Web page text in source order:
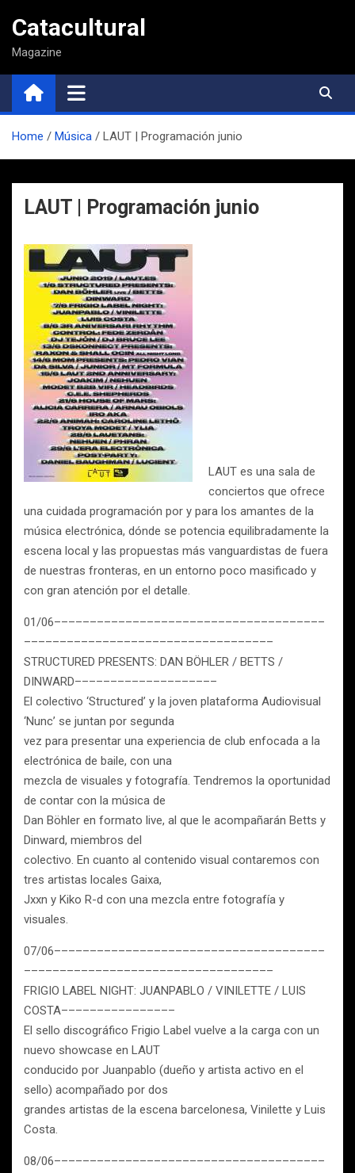
contenido
Catacultural
Magazine
Home Música LAUT | Programación junio
LAUT | Programación junio
LAUT es una sala de
conciertos que ofrece
una cuidada programación por y para los amantes de la
música electrónica, dónde se potencia equilibradamente la
escena local y las propuestas más vanguardistas de fuera
de nuestras fronteras, en un entorno poco masificado y
con gran atención por el detalle.
01/06––––––––––––––––––––––––––––––––––––––
–––––––––––––––––––––––––––––––––––
STRUCTURED PRESENTS: DAN BÖHLER / BETTS /
DINWARD––––––––––––––––––––
El colectivo ‘Structured’ y la joven plataforma Audiovisual
‘Nunc’ se juntan por segunda
vez para presentar una experiencia de club enfocada a la
electrónica de baile, con una
mezcla de visuales y fotografía. Tendremos la oportunidad
de contar con la música de
Dan Böhler en formato live, al que le acompañarán Betts y
Dinward, miembros del
colectivo. En cuanto al contenido visual contaremos con
tres artistas locales Gaixa,
Jxxn y Kiko R-d con una mezcla entre fotografía y
visuales.
07/06––––––––––––––––––––––––––––––––––––––
–––––––––––––––––––––––––––––––––––
FRIGIO LABEL NIGHT: JUANPABLO / VINILETTE / LUIS
COSTA––––––––––––––––
El sello discográfico Frigio Label vuelve a la carga con un
nuevo showcase en LAUT
conducido por Juanpablo (dueño y artista activo en el
sello) acompañado por dos
grandes artistas de la escena barcelonesa, Vinilette y Luis
Costa.
08/06––––––––––––––––––––––––––––––––––––––